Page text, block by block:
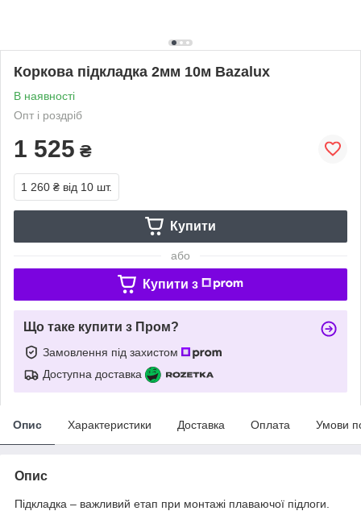
Коркова підкладка 2мм 10м Bazalux
В наявності
Опт і роздріб
1 525 ₴
1 260 ₴ від 10 шт.
Купити
або
Купити з
Що таке купити з Пром?
Замовлення під захистом
Доступна доставка
Опис Характеристики Доставка Оплата Умови
Опис
Підкладка – важливий етап при монтажі плаваючої підлоги.